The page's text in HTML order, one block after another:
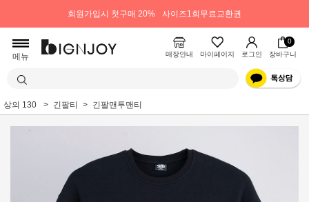
회원가입시 첫구매 20% 사이즈1회무료교환권
메뉴 매장안내 마이페이지 로그인
0
장바구니
상의 130 긴팔티 긴팔맨투맨티